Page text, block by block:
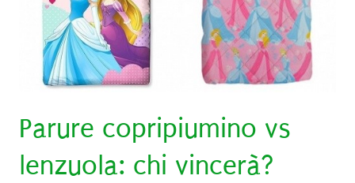
Parure copripiumino vs
lenzuola: chi vincerà?